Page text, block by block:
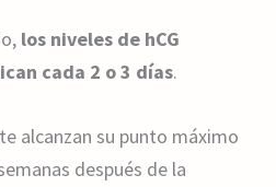
los niveles de hCG
cada 2 o 3 días.
alcanzan su punto máximo
después de la